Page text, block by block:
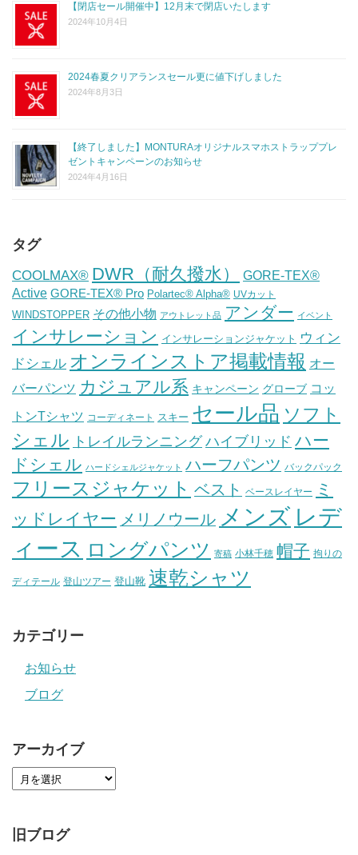
【閉店セール開催中】12月末で閉店いたします
2024年10月4日
2024春夏クリアランスセール更に値下げしました
2024年8月3日
【終了しました】MONTURAオリジナルスマホストラッププレ
ゼントキャンペーンのお知らせ
2024年4月16日
タグ
COOLMAX® DWR（耐久撥水）
GORE-TEX®
Active GORE-TEX® Pro Polartec® Alpha® UVカット
WINDSTOPPER その他小物 アウトレット品 アンダー イベント
インサレーション インサレーションジャケット ウィン
ドシェル オンラインストア掲載情報 オー
バーパンツ カジュアル系 キャンペーン グローブ コッ
トンTシャツ コーディネート スキー セール品 ソフト
シェル トレイルランニング ハイブリッド ハー
ドシェル ハードシェルジャケット ハーフパンツ バックパック
フリースジャケット ベスト ベースレイヤー
ミ
ッドレイヤー メリノウール メンズ レデ
ィース ロングパンツ 寄稿 小林千穂 帽子 拘りの
ディテール 登山ツアー 登山靴 速乾シャツ
カテゴリー
お知らせ
ブログ
アーカイブ
旧ブログ